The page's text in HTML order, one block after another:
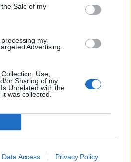
Sale of my
my
Advertising.
Use,
or Sharing of my
Unrelated with the
was collected.
Data Access Privacy Policy
δώσει μόνιμη λύση στη
σε ενδιαφέρει